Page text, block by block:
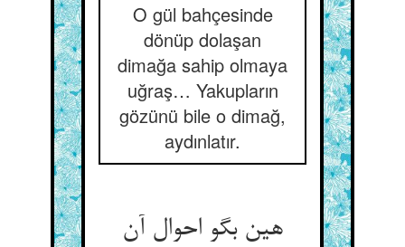
O gül bahçesinde
dönüp dolaşan
dimağa sahip olmaya
uğraş… Yakupların
gözünü bile o dimağ,
aydınlatır.
هین بگو احوال آن